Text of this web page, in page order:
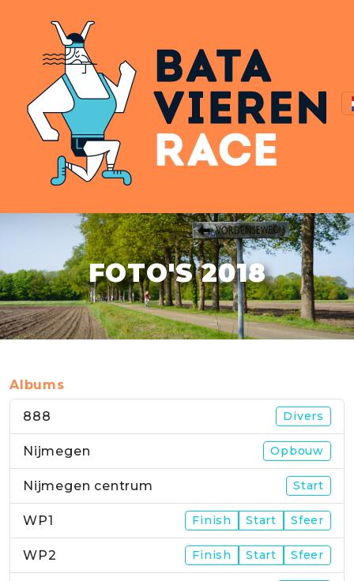
FOTO'S 2018
Albums
888 Divers
Nijmegen Opbouw
Nijmegen centrum Start
WP1 Finish Start Sfeer
WP2 Finish Start Sfeer